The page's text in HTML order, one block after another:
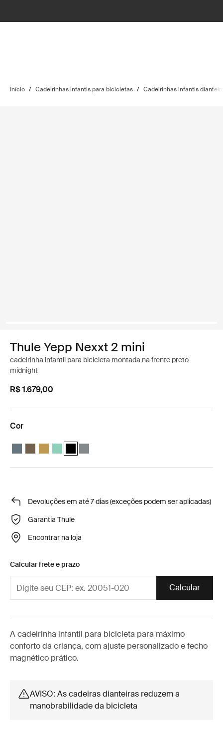
Início / Cadeirinhas infantis para bicicletas / Cadeirinhas infantis
Thule Yepp Nexxt 2 mini
cadeirinha infantil para bicicleta montada na frente preto
midnight
R$ 1.679,00
Cor
Thule Yepp Nexxt 2 mini Ardósia escura
Thule Yepp Nexxt 2 mini Cáqui profundo
Thule Yepp Nexxt 2 mini Burnished yellow
Thule Yepp Nexxt 2 mini Mint Green
Thule Yepp Nexxt 2 mini Preto meia-noite
Thule Yepp Nexxt 2 mini Monument
Devoluções em até 7 dias (exceções podem ser aplicadas)
Garantia Thule
Encontrar na loja
Calcular frete e prazo
Calcular
A cadeirinha infantil para bicicleta para máximo
conforto da criança, com ajuste personalizado e fecho
magnético prático.
AVISO: As cadeiras dianteiras reduzem a
manobrabilidade da bicicleta